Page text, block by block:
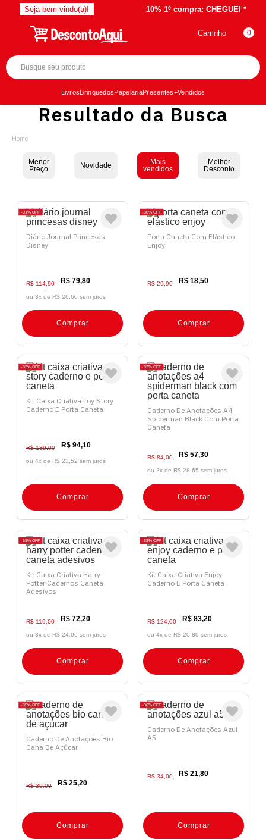
Seja bem-vindo(a)! 10% 1º compra: CHEGUEI *
Carrinho 0
LivrosBrinquedosPapelariaPresentes+Vendidos
Resultado da Busca
Menor
Preço
Novidade
Mais
vendidos
Melhor
Desconto
31% OFF
Diário Journal Princesas
Disney
R$ 114,90 R$ 79,80
ou 3x de R$ 26,60 sem juros
Comprar
38% OFF
Porta Caneta Com Elástico
Enjoy
R$ 29,90 R$ 18,50
Comprar
32% OFF
Kit Caixa Criativa Toy Story
Caderno E Porta Caneta
R$ 139,00 R$ 94,10
ou 4x de R$ 23,52 sem juros
Comprar
32% OFF
Caderno De Anotações A4
Spiderman Black Com Porta
Caneta
R$ 84,00 R$ 57,30
ou 2x de R$ 28,65 sem juros
Comprar
39% OFF
Kit Caixa Criativa Harry
Potter Cadernos Caneta
Adesivos
R$ 119,00 R$ 72,20
ou 3x de R$ 24,06 sem juros
Comprar
33% OFF
Kit Caixa Criativa Enjoy
Caderno E Porta Caneta
R$ 124,00 R$ 83,20
ou 4x de R$ 20,80 sem juros
Comprar
35% OFF
Caderno De Anotações Bio
Cana De Açúcar
R$ 39,00 R$ 25,20
Comprar
36% OFF
Caderno De Anotações Azul
A5
R$ 34,00 R$ 21,80
Comprar